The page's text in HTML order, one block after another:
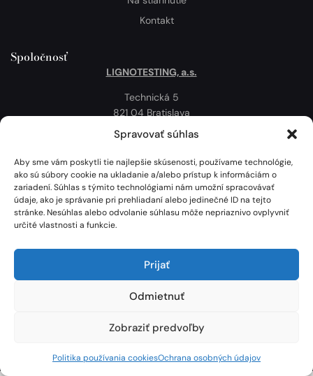
Spravovať súhlas
Aby sme vám poskytli tie najlepšie skúsenosti, používame technológie,
ako sú súbory cookie na ukladanie a/alebo prístup k informáciám o
zariadení. Súhlas s týmito technológiami nám umožní spracovávať
údaje, ako je správanie pri prehliadaní alebo jedinečné ID na tejto
stránke. Nesúhlas alebo odvolanie súhlasu môže nepriaznivo ovplyvniť
určité vlastnosti a funkcie.
Prijať
Odmietnuť
Zobraziť predvoľby
Politika používania cookiesOchrana osobných údajov
Kontakt
Spoločnosť
LIGNOTESTING, a.s.
Technická 5
821 04 Bratislava
Slovenská republika
Politika používania cookies
Mapa
Lignotesting, a. s. © 2024 | Všetky práva vyhradené. | Vytvoril: Marek Heinfarth.